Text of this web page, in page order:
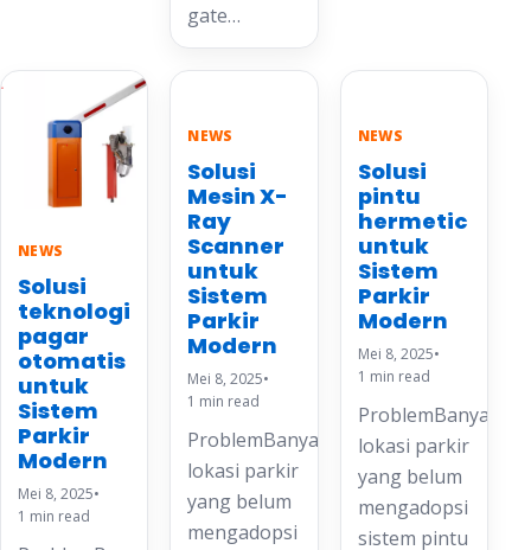
gate…
NEWS
Solusi
teknologi
pagar
otomatis
untuk
Sistem
Parkir
Modern
Mei 8, 2025•
1 min read
NEWS
Solusi
Mesin X-
Ray
Scanner
untuk
Sistem
Parkir
Modern
Mei 8, 2025•
1 min read
ProblemBanyak
lokasi parkir
yang belum
mengadopsi
NEWS
Solusi
pintu
hermetic
untuk
Sistem
Parkir
Modern
Mei 8, 2025•
1 min read
ProblemBanyak
lokasi parkir
yang belum
mengadopsi
sistem pintu